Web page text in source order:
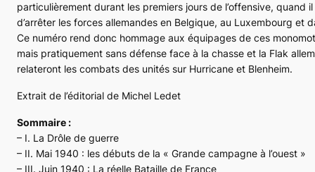
particulièrement durant les premiers jours de l’offensive, quand il
d’arrêter les forces allemandes en Belgique, au Luxembourg et
Ce numéro rend donc hommage aux équipages de ces
mais pratiquement sans défense face à la chasse et la Flak
relateront les combats des unités sur Hurricane et Blenheim.
Extrait de l’éditorial de Michel Ledet
Sommaire :
– I. La Drôle de guerre
– II. Mai 1940 : les débuts de la « Grande campagne à l’ouest »
– III. Juin 1940 : La réelle Bataille de France